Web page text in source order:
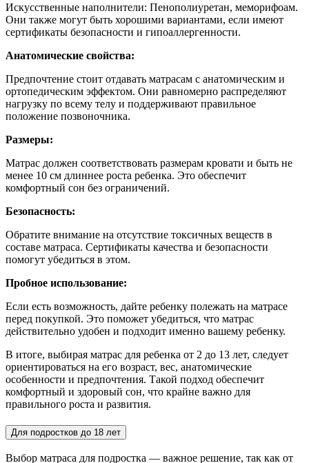
Искусственные наполнители: Пенополиуретан, меморифоам.
Они также могут быть хорошими вариантами, если имеют
сертификаты безопасности и гипоаллергенности.
Анатомические свойства:
Предпочтение стоит отдавать матрасам с анатомическим и
ортопедическим эффектом. Они равномерно распределяют
нагрузку по всему телу и поддерживают правильное
положение позвоночника.
Размеры:
Матрас должен соответствовать размерам кровати и быть не
менее 10 см длиннее роста ребенка. Это обеспечит
комфортный сон без ограничений.
Безопасность:
Обратите внимание на отсутствие токсичных веществ в
составе матраса. Сертификаты качества и безопасности
помогут убедиться в этом.
Пробное использование:
Если есть возможность, дайте ребенку полежать на матрасе
перед покупкой. Это поможет убедиться, что матрас
действительно удобен и подходит именно вашему ребенку.
В итоге, выбирая матрас для ребенка от 2 до 13 лет, следует
ориентироваться на его возраст, вес, анатомические
особенности и предпочтения. Такой подход обеспечит
комфортный и здоровый сон, что крайне важно для
правильного роста и развития.
Для подростков до 18 лет
Выбор матраса для подростка — важное решение, так как от